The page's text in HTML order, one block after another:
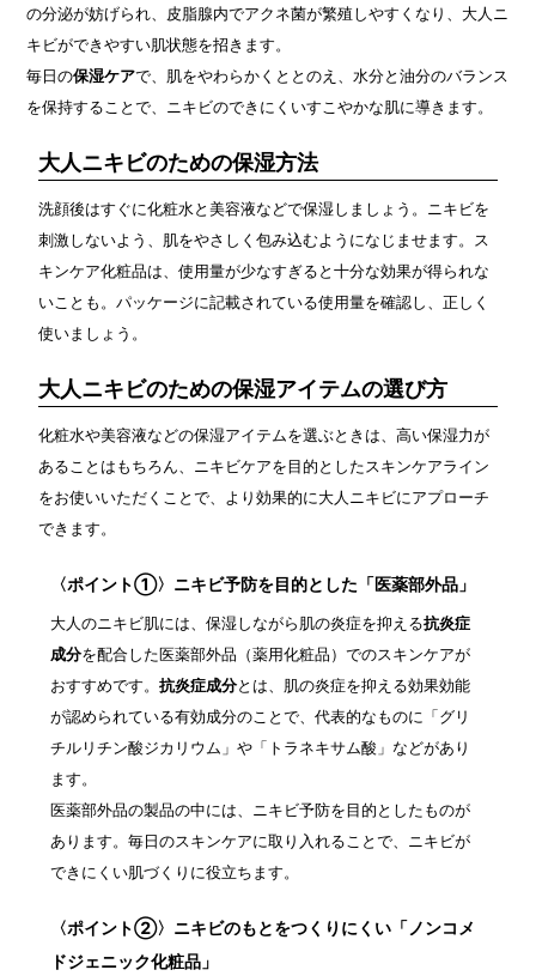
の分泌が妨げられ、皮脂腺内でアクネ菌が繁殖しやすくなり、大人ニ
キビができやすい肌状態を招きます。
毎日の保湿ケアで、肌をやわらかくととのえ、水分と油分のバランス
を保持することで、ニキビのできにくいすこやかな肌に導きます。
大人ニキビのための保湿方法
洗顔後はすぐに化粧水と美容液などで保湿しましょう。ニキビを
刺激しないよう、肌をやさしく包み込むようになじませます。ス
キンケア化粧品は、使用量が少なすぎると十分な効果が得られな
いことも。パッケージに記載されている使用量を確認し、正しく
使いましょう。
大人ニキビのための保湿アイテムの選び方
化粧水や美容液などの保湿アイテムを選ぶときは、高い保湿力が
あることはもちろん、ニキビケアを目的としたスキンケアライン
をお使いいただくことで、より効果的に大人ニキビにアプローチ
できます。
〈ポイント①〉ニキビ予防を目的とした「医薬部外品」
大人のニキビ肌には、保湿しながら肌の炎症を抑える抗炎症
成分を配合した医薬部外品（薬用化粧品）でのスキンケアが
おすすめです。抗炎症成分とは、肌の炎症を抑える効果効能
が認められている有効成分のことで、代表的なものに「グリ
チルリチン酸ジカリウム」や「トラネキサム酸」などがあり
ます。
医薬部外品の製品の中には、ニキビ予防を目的としたものが
あります。毎日のスキンケアに取り入れることで、ニキビが
できにくい肌づくりに役立ちます。
〈ポイント②〉ニキビのもとをつくりにくい「ノンコメ
ドジェニック化粧品」